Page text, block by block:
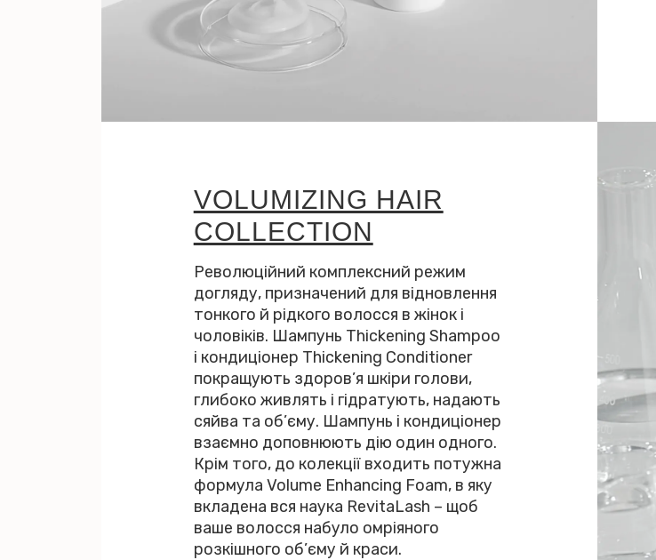
VOLUMIZING HAIR
COLLECTION
Революційний комплексний режим
догляду, призначений для відновлення
тонкого й рідкого волосся в жінок і
чоловіків. Шампунь Thickening Shampoo
і кондиціонер Thickening Conditioner
покращують здоров’я шкіри голови,
глибоко живлять і гідратують, надають
сяйва та об’єму. Шампунь і кондиціонер
взаємно доповнюють дію один одного.
Крім того, до колекції входить потужна
формула Volume Enhancing Foam, в яку
вкладена вся наука RevitaLash – щоб
ваше волосся набуло омріяного
розкішного об’єму й краси.